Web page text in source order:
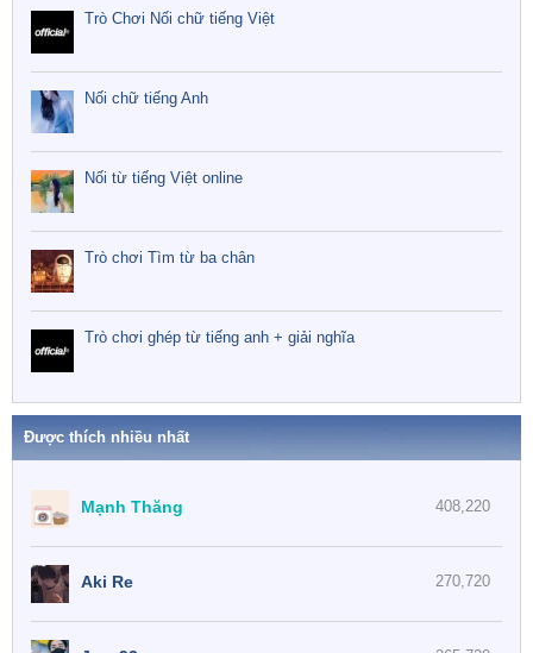
Trò Chơi Nối chữ tiếng Việt
Nối chữ tiếng Anh
Nối từ tiếng Việt online
Trò chơi Tìm từ ba chân
Trò chơi ghép từ tiếng anh + giải nghĩa
Được thích nhiều nhất
408,220
Mạnh Thăng
270,720
Aki Re